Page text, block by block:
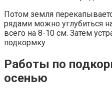
Потом земля
рядами можно углубиться
всего на 8-10 см. Затем
подкормку.
Работы по
осенью